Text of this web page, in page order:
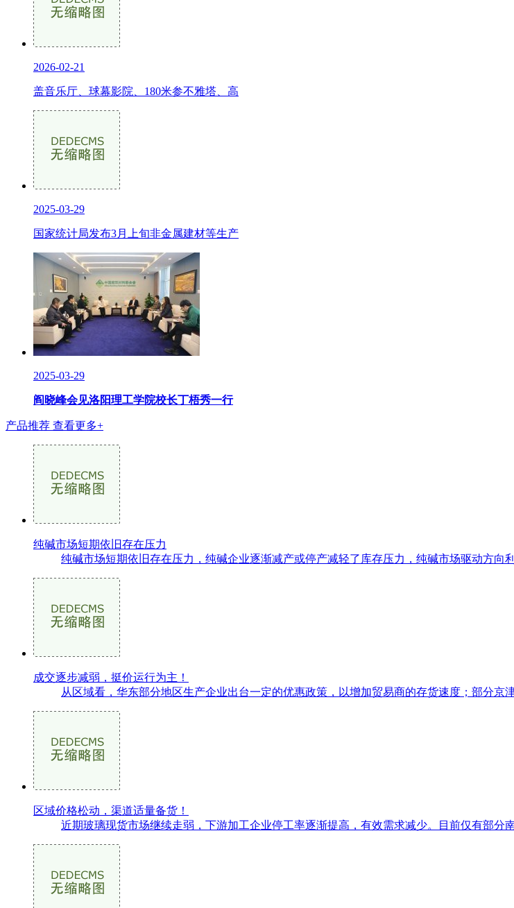
2026-02-21
盖音乐厅、球幕影院、180米参不雅塔、高
2025-03-29
国家统计局发布3月上旬非金属建材等生产
2025-03-29
阎晓峰会见洛阳理工学院校长丁梧秀一行
产品推荐 查看更多+
纯碱市场短期依旧存在压力
纯碱市场短期依旧存在压力，纯碱企业逐渐减产或停产减轻了库存压力，纯碱市场驱动方向
成交逐步减弱，挺价运行为主！
从区域看，华东部分地区生产企业出台一定的优惠政策，以增加贸易商的存货速度；部分
区域价格松动，渠道适量备货！
近期玻璃现货市场继续走弱，下游加工企业停工率逐渐提高，有效需求减少。目前仅有部分